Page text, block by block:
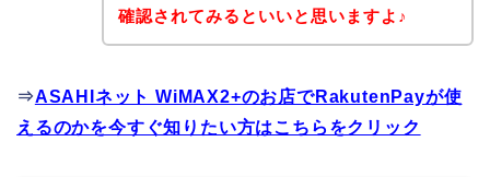
確認されてみるといいと思いますよ♪
⇒ASAHIネット WiMAX2+のお店でRakutenPayが使
えるのかを今すぐ知りたい方はこちらをクリック